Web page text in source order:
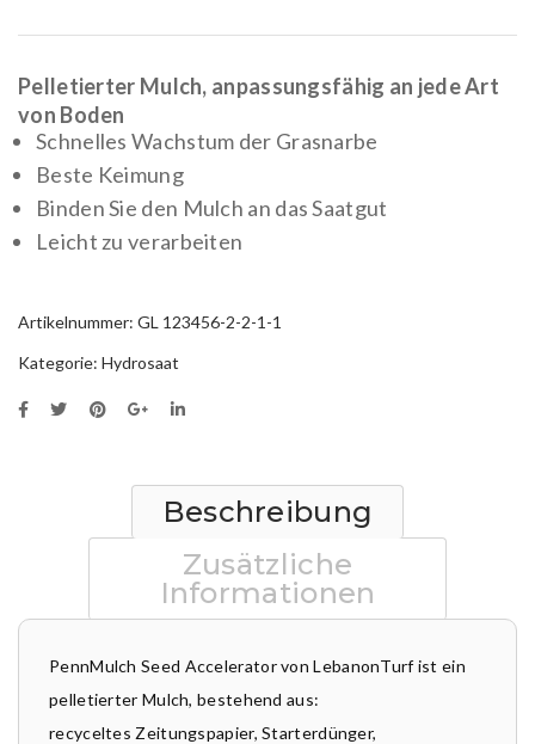
Pelletierter Mulch, anpassungsfähig an jede Art
von Boden
Schnelles Wachstum der Grasnarbe
Beste Keimung
Binden Sie den Mulch an das Saatgut
Leicht zu verarbeiten
Artikelnummer: GL 123456-2-2-1-1
Kategorie: Hydrosaat
Beschreibung
Zusätzliche
Informationen
PennMulch Seed Accelerator von LebanonTurf ist ein
pelletierter Mulch, bestehend aus:
recyceltes Zeitungspapier, Starterdünger,